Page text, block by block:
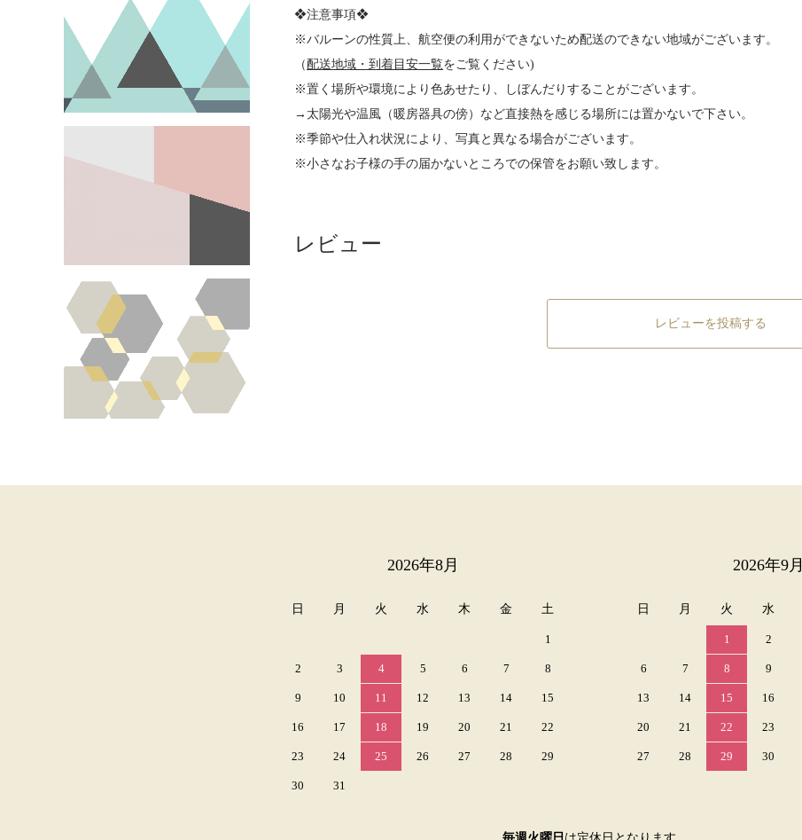
❖注意事項❖
※バルーンの性質上、航空便の利用ができないため配送のできない地域がございます。
（ 配送地域・到着目安一覧をご覧ください)
※置く場所や環境により色あせたり、しぼんだりすることがございます。
→太陽光や温風（暖房器具の傍）など直接熱を感じる場所には置かないで下さい。
※季節や仕入れ状況により、写真と異なる場合がございます。
※小さなお子様の手の届かないところでの保管をお願い致します。
レビュー
レビューを投稿する
2026年8月
日 月 火 水 木 金 土
1
2 3 4 5 6 7 8
9 10 11 12 13 14 15
16 17 18 19 20 21 22
23 24 25 26 27 28 29
30 31
2026年9月
日 月 火 水
1 2
6 7 8 9
13 14 15 16
20 21 22 23
27 28 29 30
毎週火曜日 は定休日となります。